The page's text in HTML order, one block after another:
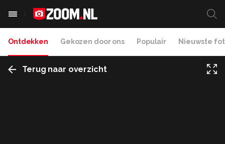
Ontdekken Gekozen door ons Populair Nieuwste
Terug naar overzicht